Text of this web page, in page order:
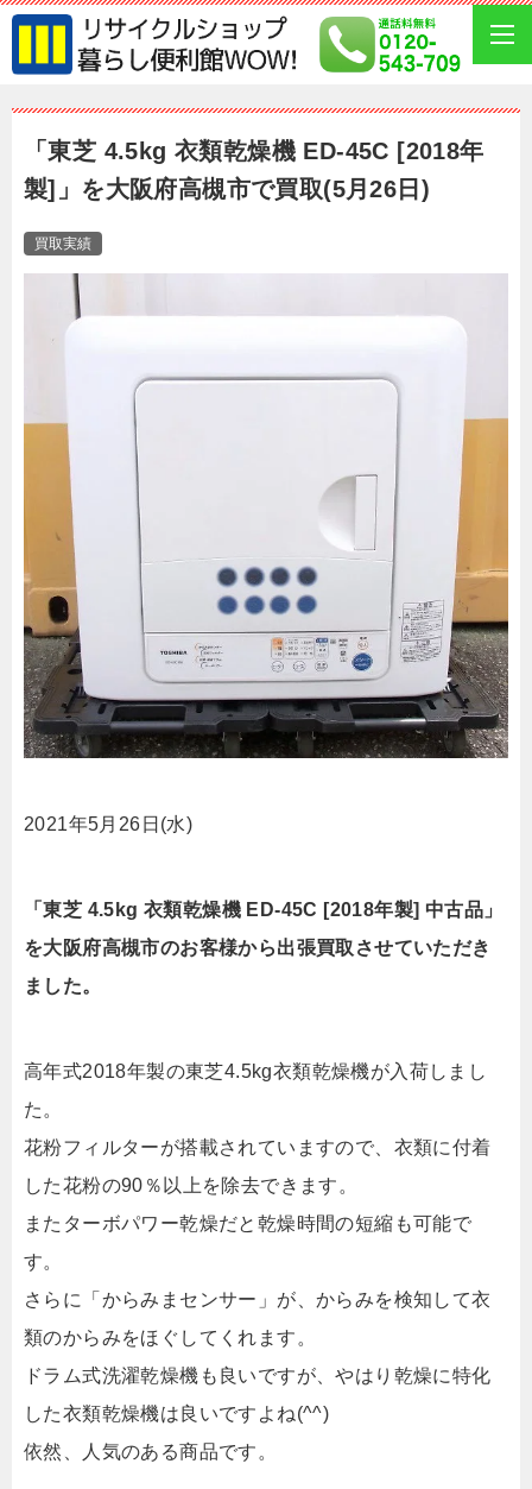
「東芝 4.5kg 衣類乾燥機 ED-45C [2018年
製]」を大阪府高槻市で買取(5月26日)
買取実績
2021年5月26日(水)
「東芝 4.5kg 衣類乾燥機 ED-45C [2018年製] 中古品」
を大阪府高槻市のお客様から出張買取させていただき
ました。
高年式2018年製の東芝4.5kg衣類乾燥機が入荷しまし
た。
花粉フィルターが搭載されていますので、衣類に付着
した花粉の90％以上を除去できます。
またターボパワー乾燥だと乾燥時間の短縮も可能で
す。
さらに「からみまセンサー」が、からみを検知して衣
類のからみをほぐしてくれます。
ドラム式洗濯乾燥機も良いですが、やはり乾燥に特化
した衣類乾燥機は良いですよね(^^)
依然、人気のある商品です。